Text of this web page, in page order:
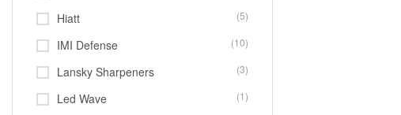
Hiatt (5)
IMI Defense (10)
Lansky Sharpeners (3)
Led Wave (1)